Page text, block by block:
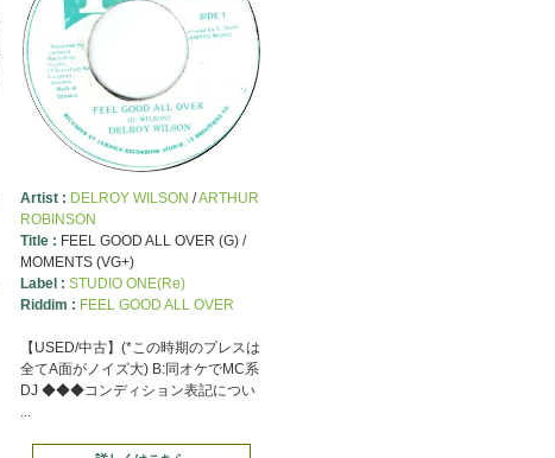
Artist : DELROY WILSON /ARTHUR
ROBINSON
Title : FEEL GOOD ALL OVER (G) /
MOMENTS (VG+)
Label : STUDIO ONE(Re)
Riddim : FEEL GOOD ALL OVER
【USED/中古】(*この時期のプレスは
全てA面がノイズ大) B:同オケでMC系
DJ ◆◆◆コンディション表記につい
...